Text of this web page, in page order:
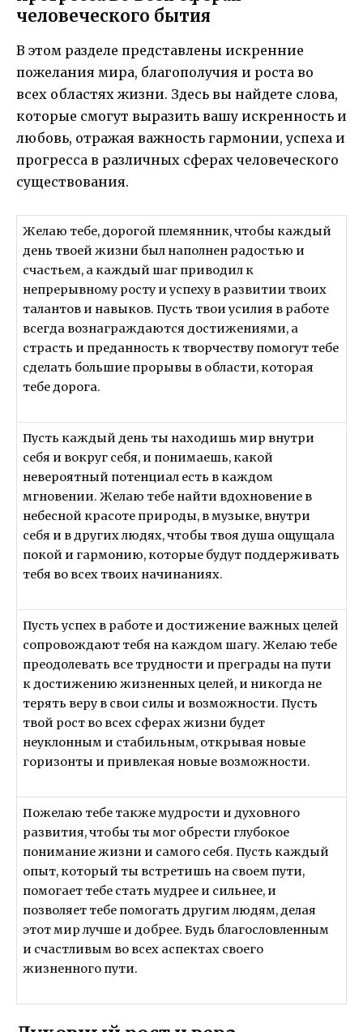
человеческого бытия
В этом разделе представлены искренние
пожелания мира, благополучия и роста во
всех областях жизни. Здесь вы найдете слова,
которые смогут выразить вашу искренность и
любовь, отражая важность гармонии, успеха и
прогресса в различных сферах человеческого
существования.
Желаю тебе, дорогой племянник, чтобы каждый
день твоей жизни был наполнен радостью и
счастьем, а каждый шаг приводил к
непрерывному росту и успеху в развитии твоих
талантов и навыков. Пусть твои усилия в работе
всегда вознаграждаются достижениями, а
страсть и преданность к творчеству помогут тебе
сделать большие прорывы в области, которая
тебе дорога.
Пусть каждый день ты находишь мир внутри
себя и вокруг себя, и понимаешь, какой
невероятный потенциал есть в каждом
мгновении. Желаю тебе найти вдохновение в
небесной красоте природы, в музыке, внутри
себя и в других людях, чтобы твоя душа ощущала
покой и гармонию, которые будут поддерживать
тебя во всех твоих начинаниях.
Пусть успех в работе и достижение важных целей
сопровождают тебя на каждом шагу. Желаю тебе
преодолевать все трудности и преграды на пути
к достижению жизненных целей, и никогда не
терять веру в свои силы и возможности. Пусть
твой рост во всех сферах жизни будет
неуклонным и стабильным, открывая новые
горизонты и привлекая новые возможности.
Пожелаю тебе также мудрости и духовного
развития, чтобы ты мог обрести глубокое
понимание жизни и самого себя. Пусть каждый
опыт, который ты встретишь на своем пути,
помогает тебе стать мудрее и сильнее, и
позволяет тебе помогать другим людям, делая
этот мир лучше и добрее. Будь благословленным
и счастливым во всех аспектах своего
жизненного пути.